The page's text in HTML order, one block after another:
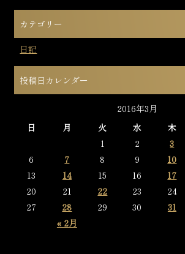
カテゴリー
日記
投稿日カレンダー
2016年3月
日
月 火 水 木
« 2月
1 2 3
6
7 8 9 10
13
14 15 16 17
20
21 22 23 24
27
28 29 30 31